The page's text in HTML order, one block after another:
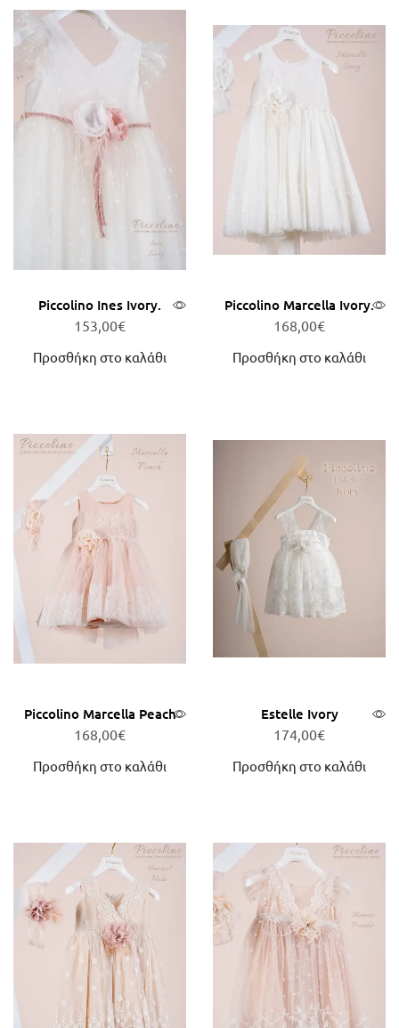
Piccolino Ines Ivory.
153,00€
Προσθήκη στο καλάθι
Piccolino Marcella Ivory.
168,00€
Προσθήκη στο καλάθι
Piccolino Marcella Peach
168,00€
Προσθήκη στο καλάθι
Estelle Ivory
174,00€
Προσθήκη στο καλάθι